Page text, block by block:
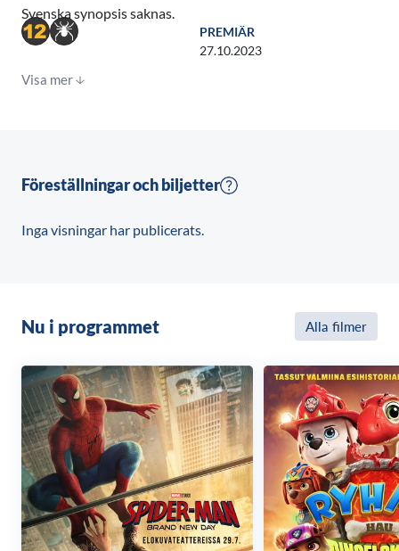
Svenska synopsis saknas.
PREMIÄR
27.10.2023
Visa mer
Föreställningar och biljetter
Inga visningar har publicerats.
Nu i programmet Alla filmer